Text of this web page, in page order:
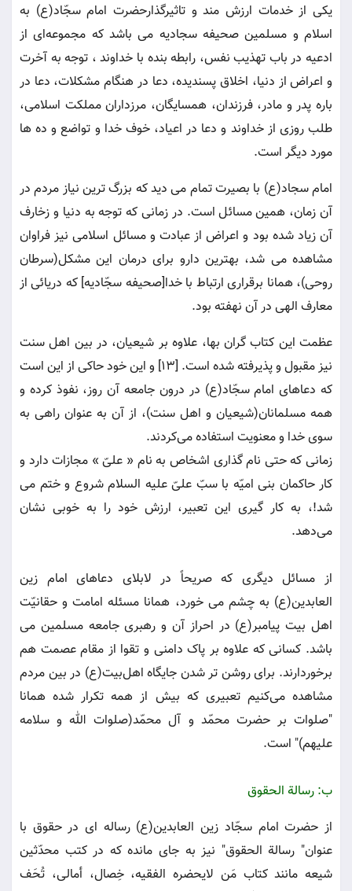
یکی از خدمات ارزش مند و تاثیرگذارحضرت امام سجّاد(ع) به
اسلام و مسلمین صحیفه سجادیه می باشد که مجموعه‌ای از
ادعیه در باب تهذیب نفس، رابطه بنده با خداوند ، توجه به آخرت
و اعراض از دنیا، اخلاق پسندیده، دعا در هنگام مشکلات، دعا در
باره پدر و مادر، فرزندان، همسایگان، مرزداران مملکت اسلامی،
طلب روزی از خداوند و دعا در اعیاد، خوف خدا و تواضع و ده ها
مورد دیگر است.
امام سجاد(ع) با بصیرت تمام می دید که بزرگ ترین نیاز مردم در
آن زمان، همین مسائل است. در زمانی که توجه به دنیا و زخارف
آن زیاد شده بود و اعراض از عبادت و مسائل اسلامی نیز فراوان
مشاهده می شد، بهترین دارو برای درمان این مشکل(سرطان
روحی)، همانا برقراری ارتباط با خدا[صحیفه سجّادیه] که دریائی از
معارف الهی در آن نهفته بود.
عظمت این کتاب گران بها، علاوه بر شیعیان، در بین اهل سنت
نیز مقبول و پذیرفته شده است. [13] و این خود حاکی از این است
که دعاهای امام سجّاد(ع) در درون جامعه آن روز، نفوذ کرده و
همه مسلمانان(شیعیان و اهل سنت)، از آن به عنوان راهی به
سوی خدا و معنویت استفاده می‌کردند.
زمانی که حتی نام گذاری اشخاص به نام « علیّ » مجازات دارد و
کار حاکمان بنی امیّه با سبّ علیّ علیه السلام شروع و ختم می
شد!، به کار گیری این تعبیر، ارزش خود را به خوبی نشان
می‌دهد.
از مسائل دیگری که صریحاً در لابلای دعاهای امام زین
العابدین(ع) به چشم می خورد، همانا مسئله امامت و حقانیّت
اهل بیت پیامبر(ع) در احراز آن و رهبری جامعه مسلمین می
باشد. کسانی که علاوه بر پاک دامنی و تقوا از مقام عصمت هم
برخوردارند. برای روشن تر شدن جایگاه اهل‌بیت(ع) در بین مردم
مشاهده می‌کنیم تعبیری که بیش از همه تکرار شده همانا
"صلوات بر حضرت محمّد و آل محمّد(صلوات الله و سلامه
علیهم)" است.
ب: رسالة الحقوق
از حضرت امام سجّاد زین العابدین(ع) رساله ای در حقوق با
عنوان" رسالة الحقوق" نیز به جای مانده که در کتب محدّثین
شیعه مانند کتاب مَن لایحضره الفقیه، خِصال، أمالی، تُحَف